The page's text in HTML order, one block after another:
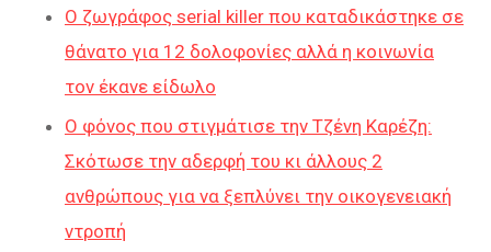
Ο ζωγράφος serial killer που καταδικάστηκε σε
θάνατο για 12 δολοφονίες αλλά η κοινωνία
τον έκανε είδωλο
Ο φόνος που στιγμάτισε την Τζένη Καρέζη:
Σκότωσε την αδερφή του κι άλλους 2
ανθρώπους για να ξεπλύνει την οικογενειακή
ντροπή